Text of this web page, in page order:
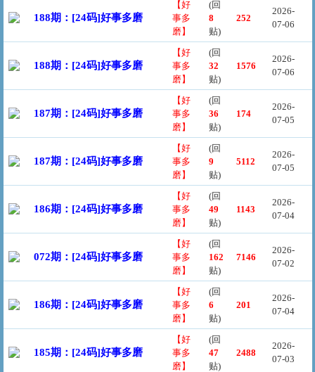
188期：[24码]好事多磨
【好
事多
磨】
(回
8
贴)
252
2026-
07-06
188期：[24码]好事多磨
【好
事多
磨】
(回
32
贴)
1576
2026-
07-06
187期：[24码]好事多磨
【好
事多
磨】
(回
36
贴)
174
2026-
07-05
187期：[24码]好事多磨
【好
事多
磨】
(回
9
贴)
5112
2026-
07-05
186期：[24码]好事多磨
【好
事多
磨】
(回
49
贴)
1143
2026-
07-04
072期：[24码]好事多磨
【好
事多
磨】
(回
162
贴)
7146
2026-
07-02
186期：[24码]好事多磨
【好
事多
磨】
(回
6
贴)
201
2026-
07-04
185期：[24码]好事多磨
【好
事多
磨】
(回
47
贴)
2488
2026-
07-03